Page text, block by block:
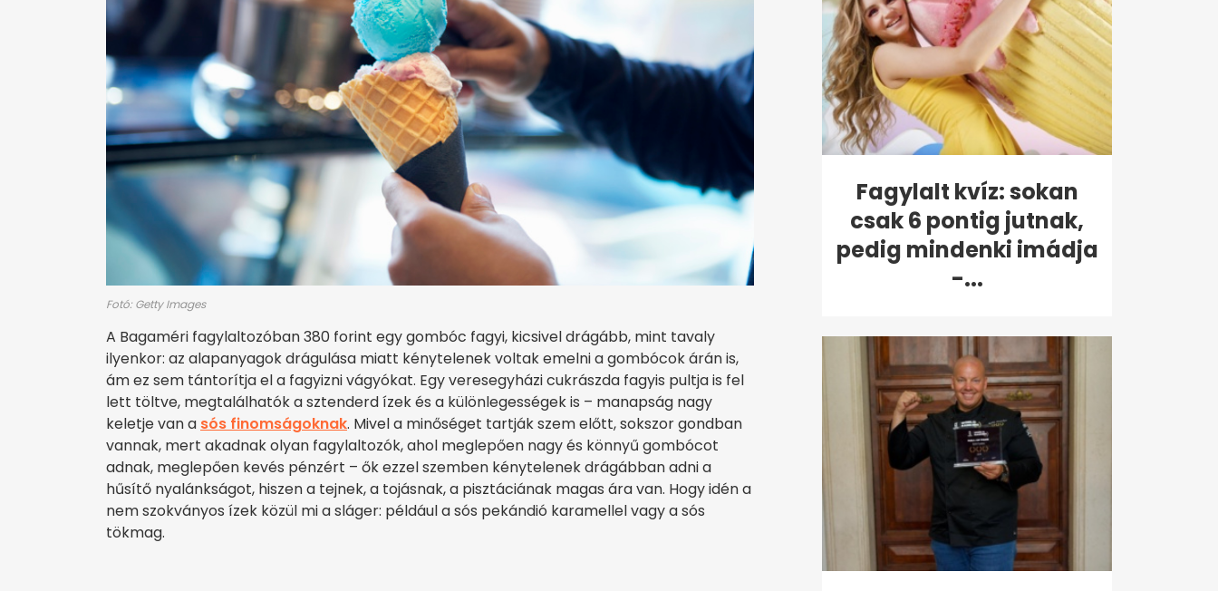
Fotó: Getty Images
A Bagaméri fagylaltozóban 380 forint egy gombóc fagyi, kicsivel drágább, mint tavaly
ilyenkor: az alapanyagok drágulása miatt kénytelenek voltak emelni a gombócok árán is,
ám ez sem tántorítja el a fagyizni vágyókat. Egy veresegyházi cukrászda fagyis pultja is fel
lett töltve, megtalálhatók a sztenderd ízek és a különlegességek is – manapság nagy
keletje van a sós finomságoknak. Mivel a minőséget tartják szem előtt, sokszor gondban
vannak, mert akadnak olyan fagylaltozók, ahol meglepően nagy és könnyű gombócot
adnak, meglepően kevés pénzért – ők ezzel szemben kénytelenek drágábban adni a
hűsítő nyalánkságot, hiszen a tejnek, a tojásnak, a pisztáciának magas ára van. Hogy idén a
nem szokványos ízek közül mi a sláger: például a sós pekándió karamellel vagy a sós
tökmag.
Fagylalt kvíz: sokan
csak 6 pontig jutnak,
pedig mindenki imádja
-...